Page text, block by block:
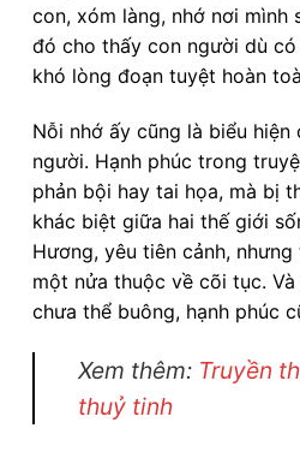
con, xóm làng, nhớ nơi mình
đó cho thấy con người dù
khó lòng đoạn tuyệt hoàn
Nỗi nhớ ấy cũng là biểu
người. Hạnh phúc trong
phản bội hay tai họa, mà bị
khác biệt giữa hai thế giới
Hương, yêu tiên cảnh,
một nửa thuộc về cõi tục.
chưa thể buông, hạnh phúc
Xem thêm: Truyền
thuỷ tinh